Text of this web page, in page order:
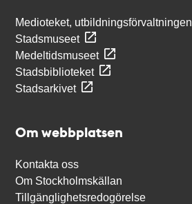
Medioteket, utbildningsförvaltningen
Stadsmuseet
Medeltidsmuseet
Stadsbiblioteket
Stadsarkivet
Om webbplatsen
Kontakta oss
Om Stockholmskällan
Tillgänglighetsredogörelse